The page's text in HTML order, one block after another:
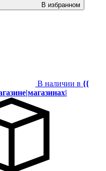
В избранном
В наличии в {{